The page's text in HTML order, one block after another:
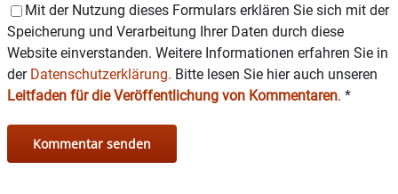
Mit der Nutzung dieses Formulars erklären Sie sich mit der
Speicherung und Verarbeitung Ihrer Daten durch diese
Website einverstanden. Weitere Informationen erfahren Sie in
der Datenschutzerklärung. Bitte lesen Sie hier auch unseren
Leitfaden für die Veröffentlichung von Kommentaren. *